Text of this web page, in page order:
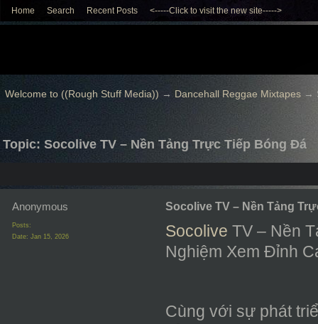
Home Search Recent Posts <-----Click to visit the new site----->
Welcome to ((Rough Stuff Media)) → Dancehall Reggae Mixtapes→
Topic: Socolive TV – Nền Tảng Trực Tiếp Bóng Đá
Anonymous
Posts:
Date: Jan 15, 2026
Socolive TV – Nền Tảng
Socolive TV – Nền
Nghiệm Xem Đỉnh
Cùng với sự phát